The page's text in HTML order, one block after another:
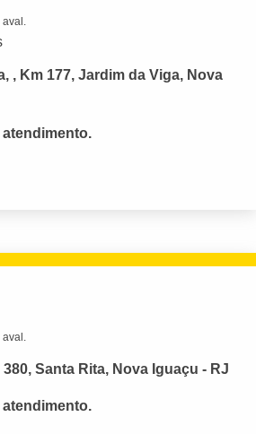
aval.
, Km 177, Jardim da Viga, Nova
aval.
Santa Rita, Nova Iguaçu - RJ